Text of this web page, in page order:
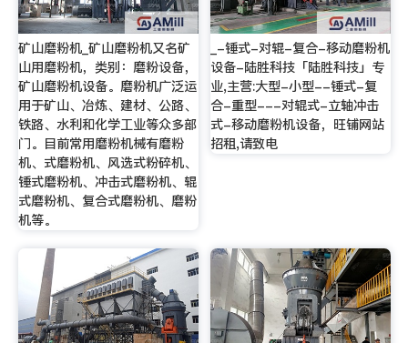
矿山磨粉机_矿山磨粉机又名矿
山用磨粉机，类别：磨粉设备，
矿山磨粉机设备。磨粉机广泛运
用于矿山、冶炼、建材、公路、
铁路、水利和化学工业等众多部
门。目前常用磨粉机械有磨粉
机、式磨粉机、风选式粉碎机、
锤式磨粉机、冲击式磨粉机、辊
式磨粉机、复合式磨粉机、磨粉
机等。
_-锤式-对辊-复合-移动磨粉机
设备-陆胜科技「陆胜科技」专
业,主营:大型-小型--锤式-复
合-重型---对辊式-立轴冲击
式-移动磨粉机设备，旺铺网站
招租,请致电